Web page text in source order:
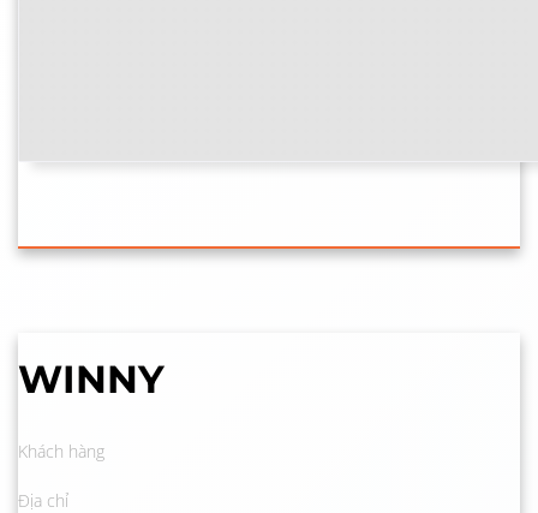
WINNY
Khách hàng
Địa chỉ